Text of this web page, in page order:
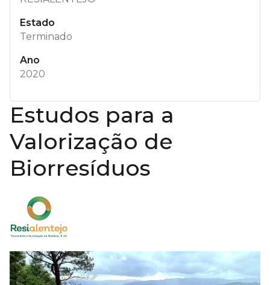
Estado
Terminado
Ano
2020
Estudos para a
Valorização de
Biorresíduos